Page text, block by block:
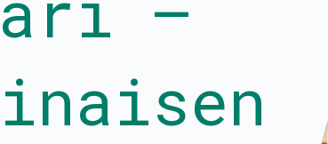
Blomstedtin sali
Avustukset
Liity jäseneksi